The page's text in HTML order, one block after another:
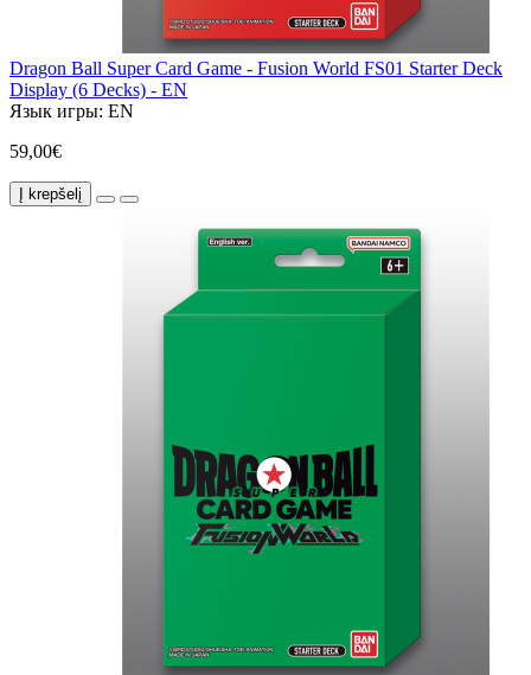
Dragon Ball Super Card Game - Fusion World FS01 Starter Deck
Display (6 Decks) - EN
Язык игры: EN
59,00€
Į krepšelį